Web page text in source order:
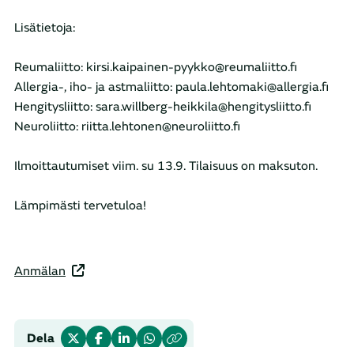
Lisätietoja:
Reumaliitto: kirsi.kaipainen-pyykko@reumaliitto.fi
Allergia-, iho- ja astmaliitto: paula.lehtomaki@allergia.fi
Hengitysliitto: sara.willberg-heikkila@hengitysliitto.fi
Neuroliitto: riitta.lehtonen@neuroliitto.fi
Ilmoittautumiset viim. su 13.9. Tilaisuus on maksuton.
Lämpimästi tervetuloa!
Anmälan
Dela